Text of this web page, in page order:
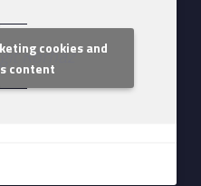
Kórház
cookies and
content